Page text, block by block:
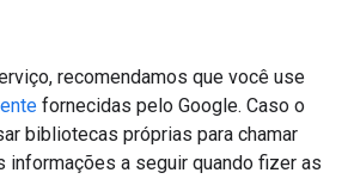
recomendamos que você use
fornecidas pelo Google. Caso o
bibliotecas próprias para chamar
informações a seguir quando fizer as